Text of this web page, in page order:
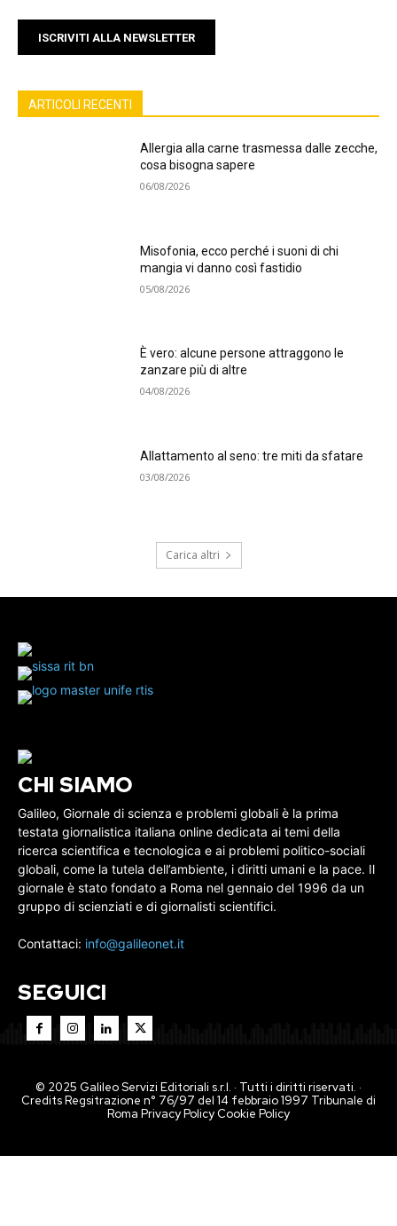
ISCRIVITI ALLA NEWSLETTER
ARTICOLI RECENTI
Allergia alla carne trasmessa dalle zecche,
cosa bisogna sapere
06/08/2026
Misofonia, ecco perché i suoni di chi
mangia vi danno così fastidio
05/08/2026
È vero: alcune persone attraggono le
zanzare più di altre
04/08/2026
Allattamento al seno: tre miti da sfatare
03/08/2026
Carica altri
CHI SIAMO
Galileo, Giornale di scienza e problemi globali è la prima
testata giornalistica italiana online dedicata ai temi della
ricerca scientifica e tecnologica e ai problemi politico-sociali
globali, come la tutela dell’ambiente, i diritti umani e la pace. Il
giornale è stato fondato a Roma nel gennaio del 1996 da un
gruppo di scienziati e di giornalisti scientifici.
Contattaci: info@galileonet.it
SEGUICI
© 2025 Galileo Servizi Editoriali s.r.l. · Tutti i diritti riservati. ·
Credits Regsitrazione n° 76/97 del 14 febbraio 1997 Tribunale di
Roma Privacy PolicyCookie Policy